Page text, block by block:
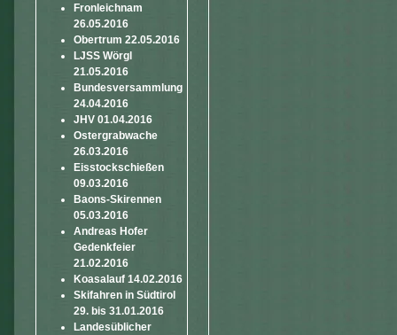
Fronleichnam
26.05.2016
Obertrum 22.05.2016
LJSS Wörgl
21.05.2016
Bundesversammlung
24.04.2016
JHV 01.04.2016
Ostergrabwache
26.03.2016
Eisstockschießen
09.03.2016
Baons-Skirennen
05.03.2016
Andreas Hofer
Gedenkfeier
21.02.2016
Koasalauf 14.02.2016
Skifahren in Südtirol
29. bis 31.01.2016
Landesüblicher